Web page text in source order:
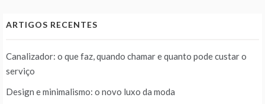
ARTIGOS RECENTES
Canalizador: o que faz, quando chamar e quanto pode custar o
serviço
Design e minimalismo: o novo luxo da moda